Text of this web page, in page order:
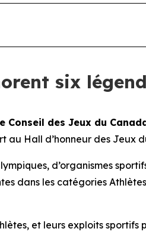
six
Conseil des Jeux du
au Hall d’honneur des Jeux
d’organismes
dans les catégories
et leurs exploits